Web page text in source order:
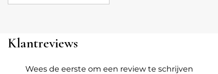
Klantreviews
Wees de eerste om een review te schrijven